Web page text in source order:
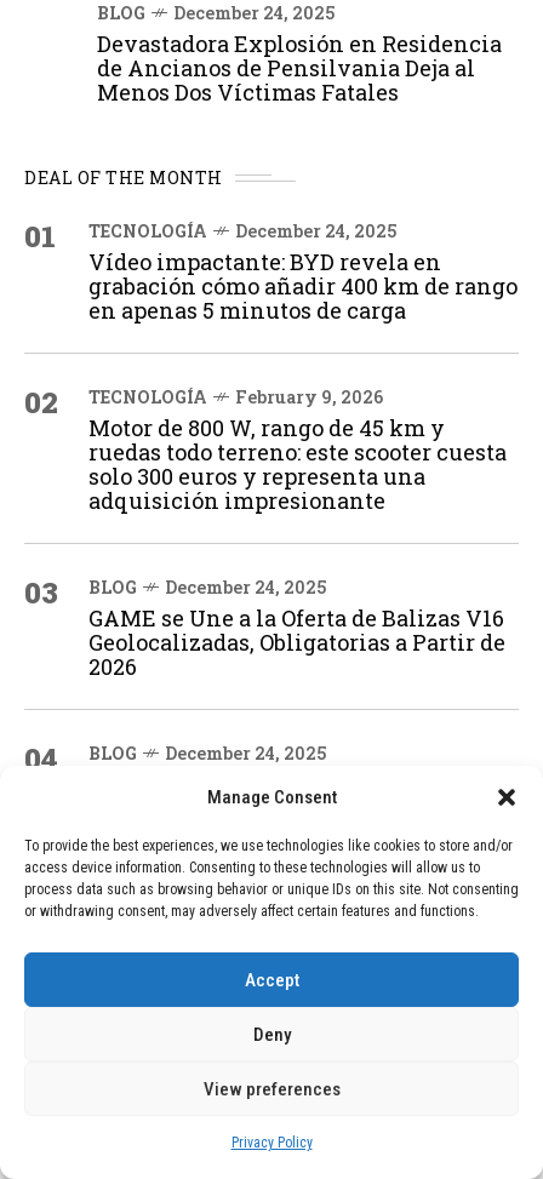
Manage Consent
To provide the best experiences, we use technologies like cookies to store and/or
access device information. Consenting to these technologies will allow us to
process data such as browsing behavior or unique IDs on this site. Not consenting
or withdrawing consent, may adversely affect certain features and functions.
Accept
Deny
View preferences
Privacy Policy
BLOG December 24, 2025
Devastadora Explosión en Residencia
de Ancianos de Pensilvania Deja al
Menos Dos Víctimas Fatales
DEAL OF THE MONTH
01 TECNOLOGÍA December 24, 2025
Vídeo impactante: BYD revela en
grabación cómo añadir 400 km de rango
en apenas 5 minutos de carga
02 TECNOLOGÍA February 9, 2026
Motor de 800 W, rango de 45 km y
ruedas todo terreno: este scooter cuesta
solo 300 euros y representa una
adquisición impresionante
03 BLOG December 24, 2025
GAME se Une a la Oferta de Balizas V16
Geolocalizadas, Obligatorias a Partir de
2026
04 BLOG December 24, 2025
Devastadora Explosión en Residencia
de Ancianos de Pensilvania Deja al
Menos Dos Víctimas Fatales
ADVERTISEMENT